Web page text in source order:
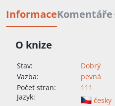
InformaceKomentáře
O knize
Stav:
Dobrý
Vazba:
pevná
Počet stran:
111
Jazyk:
česky